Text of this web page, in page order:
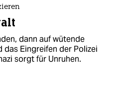
dann auf wütende
das Eingreifen der Polizei
sorgt für Unruhen.